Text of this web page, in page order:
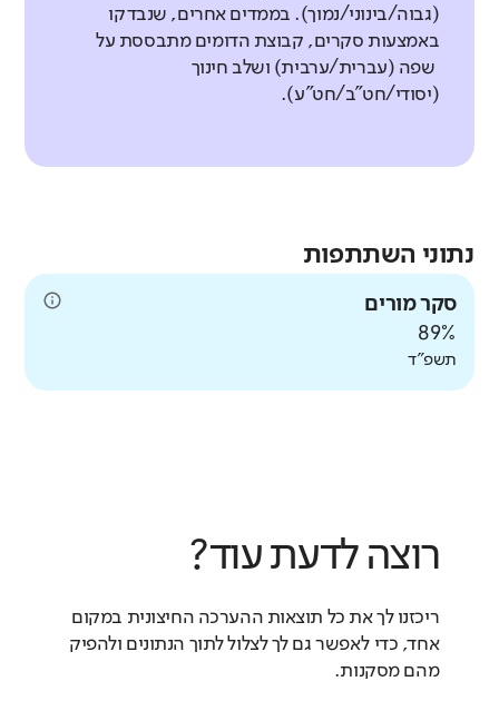
(גבוה/בינוני/נמוך). בממדים אחרים, שנבדקו
באמצעות סקרים, קבוצת הדומים מתבססת על
שפה (עברית/ערבית) ושלב חינוך
(יסודי/חט"ב/חט"ע).
נתוני השתתפות
סקר מורים
89%
תשפ"ד
רוצה לדעת עוד?
ריכזנו לך את כל תוצאות ההערכה החיצונית במקום
אחד, כדי לאפשר גם לך לצלול לתוך הנתונים ולהפיק
מהם מסקנות.